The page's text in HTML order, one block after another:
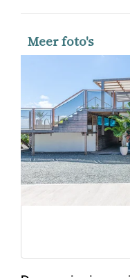
Meer foto's